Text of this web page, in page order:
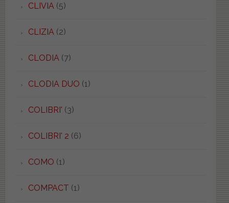
CLIVIA (5)
CLIZIA (2)
CLODIA (7)
CLODIA DUO (1)
COLIBRI' (3)
COLIBRI' 2 (6)
COMO (1)
COMPACT (1)